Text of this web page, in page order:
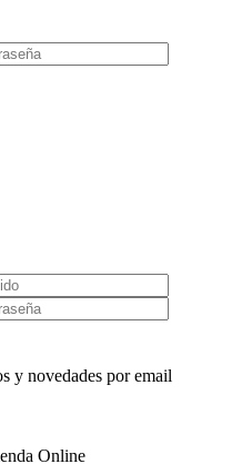
y novedades por email